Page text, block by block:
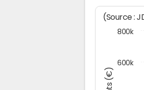
(Source :
600k
800k